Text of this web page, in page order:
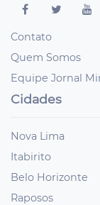
Contato
Quem Somos
Equipe Jornal
Cidades
Nova Lima
Itabirito
Belo Horizonte
Raposos